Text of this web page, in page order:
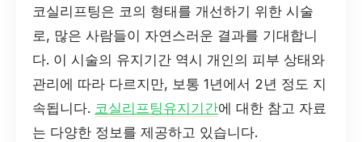
코실리프팅은 코의 형태를 개선하기 위한 시술
로, 많은 사람들이 자연스러운 결과를 기대합니
다. 이 시술의 유지기간 역시 개인의 피부 상태와
관리에 따라 다르지만, 보통 1년에서 2년 정도 지
속됩니다. 코실리프팅유지기간에 대한 참고 자료
는 다양한 정보를 제공하고 있습니다.